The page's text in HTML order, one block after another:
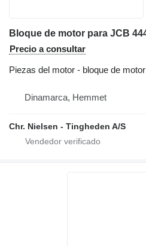
Precio a consultar
Piezas del motor - bloque de motor
Dinamarca, Hemmet
Chr. Nielsen - Tingheden A/S